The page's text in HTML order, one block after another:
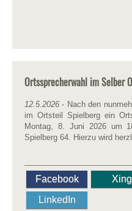
Ortssprecherwahl im Selber
12.5.2026 - Nach den
im Ortsteil Spielberg ein
Montag, 8. Juni 2026 um
Spielberg 64. Hierzu wird
Facebook Xing
LinkedIn